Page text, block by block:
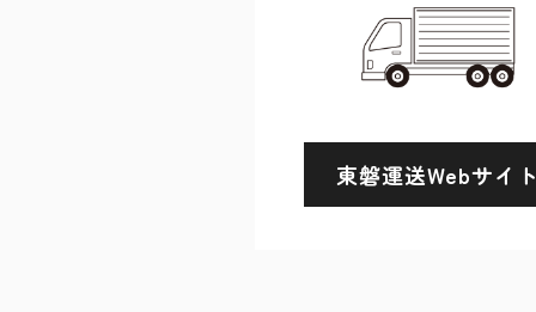
東磐運送Webサイ